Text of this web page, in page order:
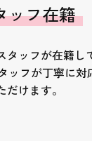
ッフ在籍
ッフが在籍し
フが丁寧に
けます。